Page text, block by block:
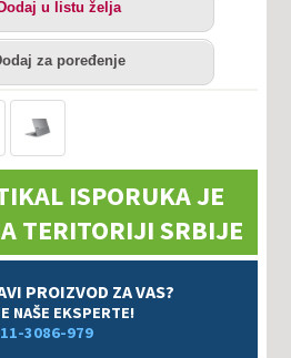
Dodaj u listu želja
za poređenje
ISPORUKA JE
TERITORIJI SRBIJE
PROIZVOD ZA VAS?
NAŠE EKSPERTE!
3086-979